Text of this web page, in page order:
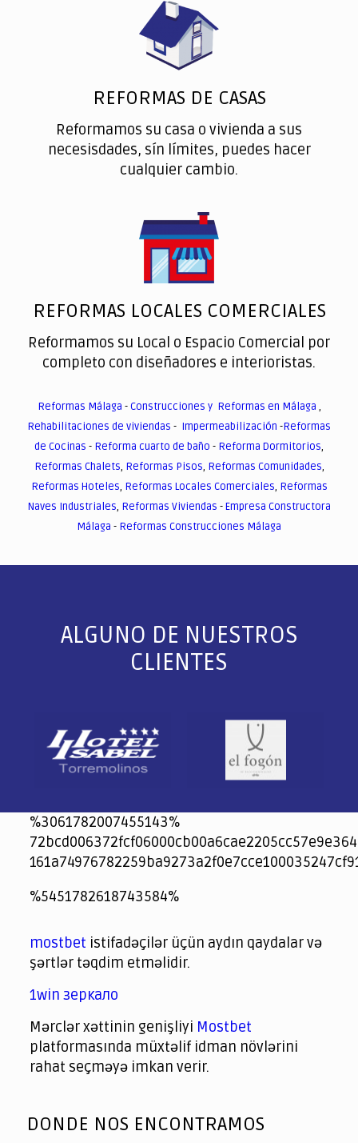
REFORMAS DE CASAS
Reformamos su casa o vivienda a sus
necesisdades, sín límites, puedes hacer
cualquier cambio.
REFORMAS LOCALES COMERCIALES
Reformamos su Local o Espacio Comercial por
completo con diseñadores e interioristas.
Reformas Málaga -Construcciones y Reformas en Málaga ,
Rehabilitaciones de viviendas - Impermeabilización -Reformas
de Cocinas - Reforma cuarto de baño - Reforma Dormitorios,
Reformas Chalets, Reformas Pisos, Reformas Comunidades,
Reformas Hoteles, Reformas Locales Comerciales, Reformas
Naves Industriales, Reformas Viviendas -Empresa Constructora
Málaga - Reformas Construcciones Málaga
ALGUNO DE NUESTROS
CLIENTES
%3061782007455143%
jeetcity
1xbet
jeet city casino
%5451782618743584%
spintiger
Avabet
Spinrise
Crown Green
Crowngreen casino login
슈가 러쉬1000 슬롯
crazy time casino online
1xcasinozambia.com
codingworldnews.com
parimatch.kr
winorio
winorio casino
winorio
mostbet istifadəçilər üçün aydın qaydalar və
şərtlər təqdim etməlidir.
1win зеркало
Mərclər xəttinin genişliyi Mostbet
platformasında müxtəlif idman növlərini
rahat seçməyə imkan verir.
of
DONDE NOS ENCONTRAMOS